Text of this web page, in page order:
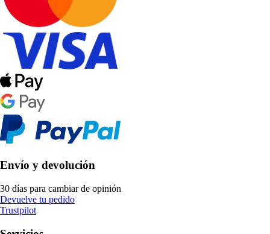
Envío y devolución
30 días para cambiar de opinión
Devuelve tu pedido
Trustpilot